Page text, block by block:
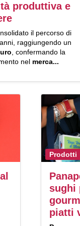
produttiva e
il percorso di
raggiungendo un
, confermando la
nel merca...
Prodotti
sughi
piatti